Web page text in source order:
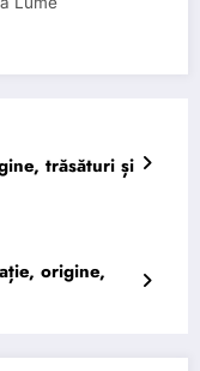
trăsături și
origine,